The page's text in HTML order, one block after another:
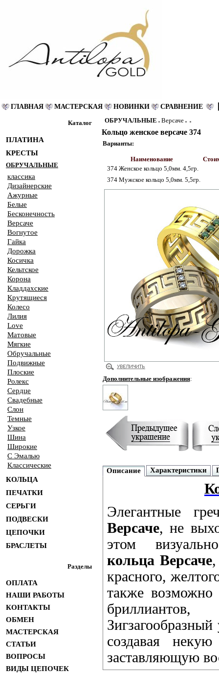
ГЛАВНАЯ МАСТЕРСКАЯ НОВИНКИ СРАВНЕНИЕ
Каталог
ПЛАТИНА
КРЕСТЫ
ОБРУЧАЛЬНЫЕ
классика
Дизайнерские
Ажурные
Белые
Бесконечность
Версаче
Вогнутое
Гайка
Дорожка
Косичка
Кельтское
Корона
Кладдахские
Крутящиеся
Колесо
Лилия
Love
Матовые
Мягкие
Обручальные
Подвижные
Плоские
Ролекс
Сердце
Свадебные
Слон
Темные
Узкое
Шина
Широкие
С Эмалью
Классические
КОЛЬЦА
ПЕЧАТКИ
СЕРЬГИ
ПОДВЕСКИ
ЦЕПОЧКИ
БРАСЛЕТЫ
Разделы
ОПЛАТА
НАШИ РАБОТЫ
КОНТАКТЫ
ОБМЕН
МАСТЕРСКАЯ
СТАТЬИ
ВОПРОСЫ
ВИДЫ ЦЕПОЧЕК
ОБРУЧАЛЬНЫЕ Версаче
Кольцо женское версаче 374
Варианты:
Наименование
374 Женское кольцо 5,0мм. 4,5гр.
374 Мужское кольцо 5,0мм. 5,5гр.
Дополнительные изображения:
Описание Характеристики
Элегантные
Версаче, не
этом
кольца Версаче,
красного,
также возможно
создавая
заставляющую